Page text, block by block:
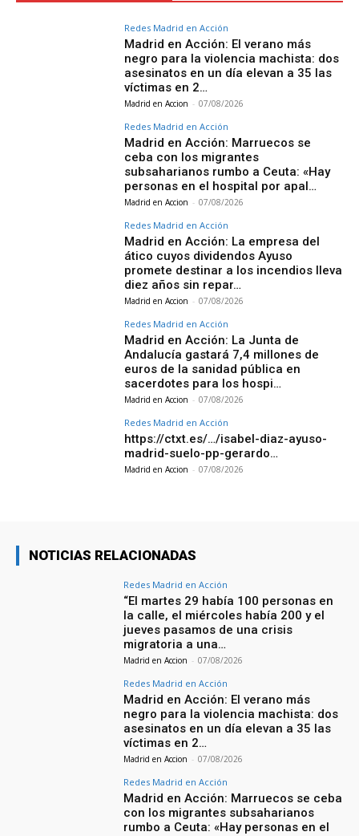
Redes Madrid en Acción
Madrid en Acción: El verano más
negro para la violencia machista: dos
asesinatos en un día elevan a 35 las
víctimas en 2…
Madrid en Accion - 07/08/2026
Redes Madrid en Acción
Madrid en Acción: Marruecos se
ceba con los migrantes
subsaharianos rumbo a Ceuta: «Hay
personas en el hospital por apal…
Madrid en Accion - 07/08/2026
Redes Madrid en Acción
Madrid en Acción: La empresa del
ático cuyos dividendos Ayuso
promete destinar a los incendios lleva
diez años sin repar…
Madrid en Accion - 07/08/2026
Redes Madrid en Acción
Madrid en Acción: La Junta de
Andalucía gastará 7,4 millones de
euros de la sanidad pública en
sacerdotes para los hospi…
Madrid en Accion - 07/08/2026
Redes Madrid en Acción
https://ctxt.es/…/isabel-diaz-ayuso-
madrid-suelo-pp-gerardo…
Madrid en Accion - 07/08/2026
NOTICIAS RELACIONADAS
Redes Madrid en Acción
“El martes 29 había 100 personas en
la calle, el miércoles había 200 y el
jueves pasamos de una crisis
migratoria a una…
Madrid en Accion - 07/08/2026
Redes Madrid en Acción
Madrid en Acción: El verano más
negro para la violencia machista: dos
asesinatos en un día elevan a 35 las
víctimas en 2…
Madrid en Accion - 07/08/2026
Redes Madrid en Acción
Madrid en Acción: Marruecos se ceba
con los migrantes subsaharianos
rumbo a Ceuta: «Hay personas en el